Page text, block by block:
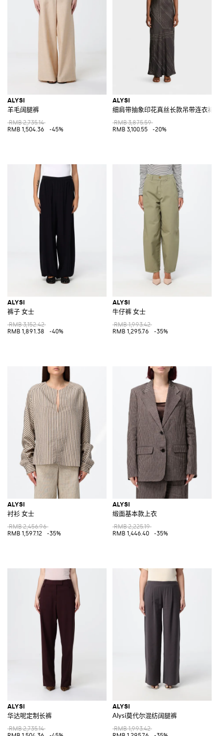
ALYSI
羊毛阔腿裤
RMB 2,735.14
RMB 1,504.36
-45%
ALYSI
细肩带抽象印花真丝长款吊带连衣裙
RMB 3,875.59
RMB 3,100.55
-20%
ALYSI
裤子 女士
RMB 3,152.42
RMB 1,891.38
-40%
ALYSI
牛仔裤 女士
RMB 1,993.42
RMB 1,295.76
-35%
ALYSI
衬衫 女士
RMB 2,456.96
RMB 1,597.12
-35%
ALYSI
缎面基本款上衣
RMB 2,225.19
RMB 1,446.40
-35%
ALYSI
华达呢定制长裤
RMB 2,735.14
ALYSI
Alysi莫代尔混纺阔腿裤
RMB 1,993.42